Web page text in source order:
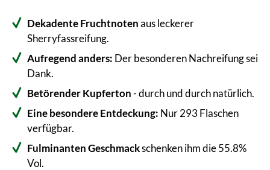
Dekadente Fruchtnotenaus leckerer
Sherryfassreifung.
Aufregend anders: Der besonderen Nachreifung sei
Dank.
Betörender Kupferton- durch und durch natürlich.
Eine besondere Entdeckung: Nur 293 Flaschen
verfügbar.
Fulminanten Geschmackschenken ihm die 55.8%
Vol.